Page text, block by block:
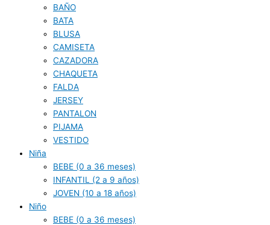
BAÑO
BATA
BLUSA
CAMISETA
CAZADORA
CHAQUETA
FALDA
JERSEY
PANTALON
PIJAMA
VESTIDO
Niña
BEBE (0 a 36 meses)
INFANTIL (2 a 9 años)
JOVEN (10 a 18 años)
Niño
BEBE (0 a 36 meses)